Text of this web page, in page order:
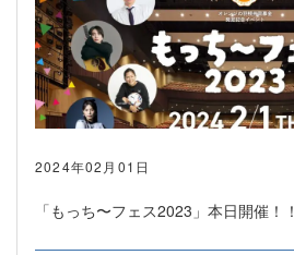
2024年02月01日
「もっち〜フェス2023」本日開催！！